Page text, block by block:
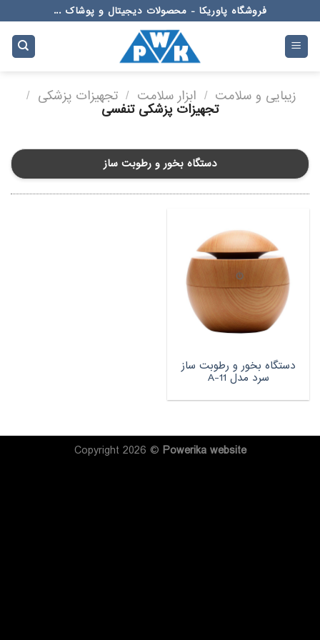
to
content
فروشگاه پاوریکا - محصولات دیجیتال و پوشاک ...
زیبایی و سلامت / ابزار سلامت / تجهیزات پزشکی /
تجهیزات پزشکی تنفسی
دستگاه بخور و رطوبت ساز
دستگاه بخور و رطوبت ساز
سرد مدل A-11
Copyright 2026 © Powerikawebsite